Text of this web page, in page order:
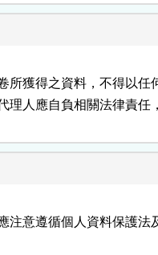
所獲得之資料，不得以任
理人應自負相關法律責任
注意遵循個人資料保護法